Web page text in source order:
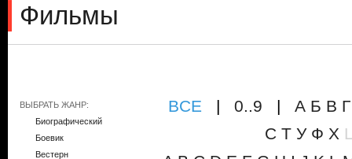
Фильмы
ВЫБРАТЬ ЖАНР:
Биографический
Боевик
Вестерн
ВCE | 0..9 | А Б В Г
С Т У Ф Х